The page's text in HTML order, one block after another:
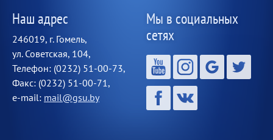
Наш адрес
246019, г. Гомель,
ул. Советская, 104,
Телефон: (0232) 51-00-73,
Факс: (0232) 51-00-71,
e-mail: mail@gsu.by
Мы в социальных
сетях